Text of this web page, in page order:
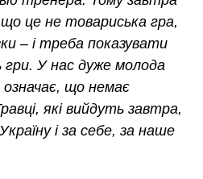
це не товариська гра,
– і треба показувати
гри. У нас дуже молода
що немає
які вийдуть завтра,
і за себе, за наше